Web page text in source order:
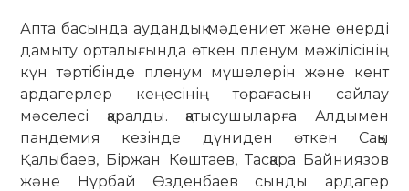
Апта басында аудандық мәдениет және өнерді
дамыту орталығында өткен пленум мәжілісінің
күн тәртібінде пленум мүшелерін және кент
ардагерлер кеңесінің төрағасын сайлау
мәселесі қаралды. қатысушыларға Алдымен
пандемия кезінде дүниден өткен Сақы
Қалыбаев, Біржан Көштаев, Тасқара Байниязов
және Нұрбай Өзденбаев сынды ардагер